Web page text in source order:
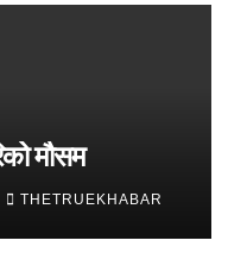
मौसम
THETRUEKHABAR